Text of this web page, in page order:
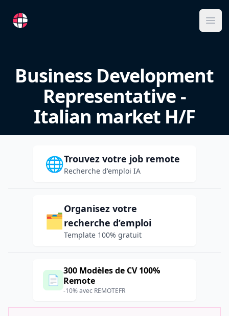
RemoteFR
Business Development
Representative -
Italian market H/F
🌐Trouvez votre job remote
Recherche d'emploi IA
🗂️
Organisez votre
recherche d’emploi
Template 100% gratuit
📄
300 Modèles de CV 100%
Remote
-10% avec REMOTEFR